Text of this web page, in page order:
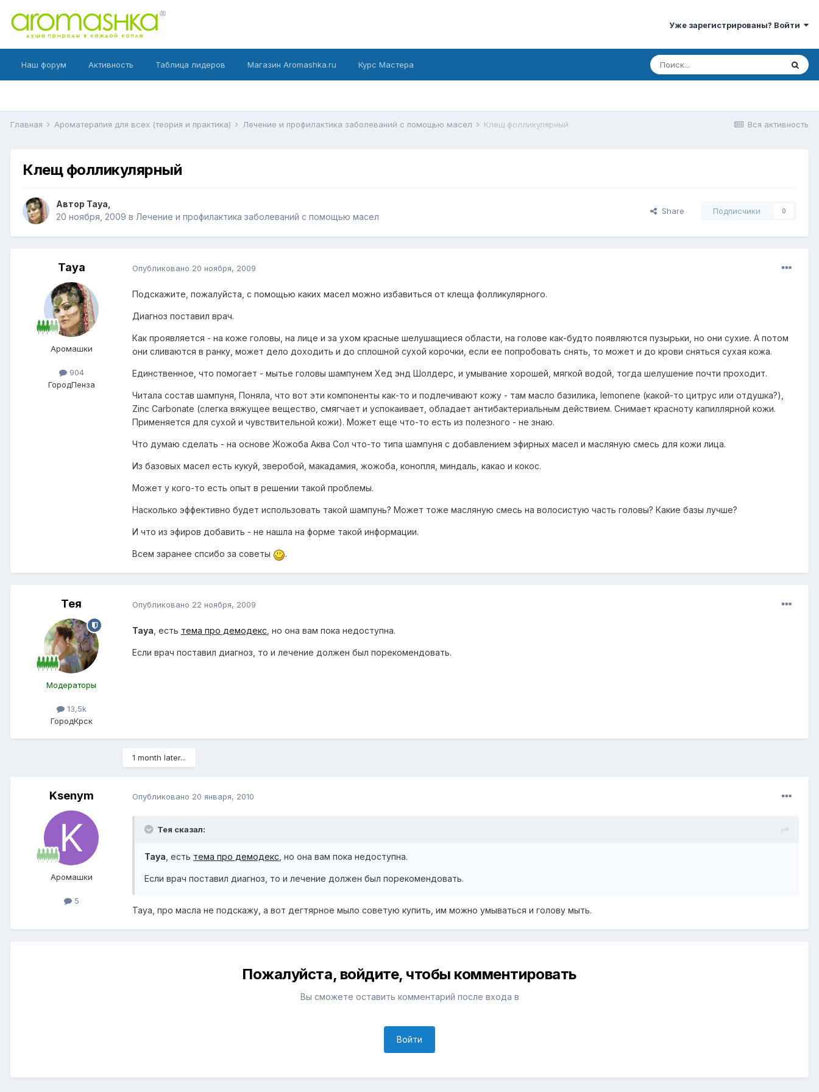
Уже зарегистрированы? Войти
Наш форум Активность Таблица лидеров Магазин Aromashka.ru Курс Мастера
Вся активность
Главная Ароматерапия для всех (теория и практика) Лечение и профилактика заболеваний с помощью масел Клещ фолликулярный
Клещ фолликулярный
Автор Taya
20 ноября, 2009 в Лечение и профилактика заболеваний с помощью масел
Share Подписчики 0
Taya
Аромашки
904
ГородПенза
Опубликовано 20 ноября, 2009
Подскажите, пожалуйста, с помощью каких масел можно избавиться от клеща фолликулярного.
Диагноз поставил врач.
Как проявляется - на коже головы, на лице и за ухом красные шелушащиеся области, на голове как-будто появляются пузырьки, но они сухие. А потом
они сливаются в ранку, может дело доходить и до сплошной сухой корочки, если ее попробовать снять, то может и до крови сняться сухая кожа.
Единственное, что помогает - мытье головы шампунем Хед энд Шолдерс, и умывание хорошей, мягкой водой, тогда шелушение почти проходит.
Читала состав шампуня, Поняла, что вот эти компоненты как-то и подлечивают кожу - там масло базилика, lemonene (какой-то цитрус или отдушка?),
Zinc Carbonate (слегка вяжущее вещество, смягчает и успокаивает, обладает антибактериальным действием. Снимает красноту капиллярной кожи.
Применяется для сухой и чувствительной кожи). Может еще что-то есть из полезного - не знаю.
Что думаю сделать - на основе Жожоба Аква Сол что-то типа шампуня с добавлением эфирных масел и масляную смесь для кожи лица.
Из базовых масел есть кукуй, зверобой, макадамия, жожоба, конопля, миндаль, какао и кокос.
Может у кого-то есть опыт в решении такой проблемы.
Насколько эффективно будет использовать такой шампунь? Может тоже масляную смесь на волосистую часть головы? Какие базы лучше?
И что из эфиров добавить - не нашла на форме такой информации.
Всем заранее спсибо за советы .
Тея
Модераторы
13,5k
ГородКрск
Опубликовано 22 ноября, 2009
Taya , есть тема про демодекс , но она вам пока недоступна.
Если врач поставил диагноз, то и лечение должен был порекомендовать.
1 month later...
Ksenym
Аромашки
5
Опубликовано 20 января, 2010
Тея сказал:
Taya , есть тема про демодекс , но она вам пока недоступна.
Если врач поставил диагноз, то и лечение должен был порекомендовать.
Taya, про масла не подскажу, а вот дегтярное мыло советую купить, им можно умываться и голову мыть.
Пожалуйста, войдите, чтобы комментировать
Вы сможете оставить комментарий после входа в
Войти